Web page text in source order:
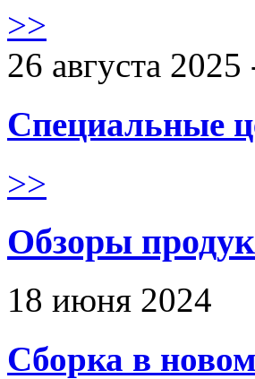
>>
26 августа
Специальные
>>
Обзоры
18 июня 2024
Сборка в